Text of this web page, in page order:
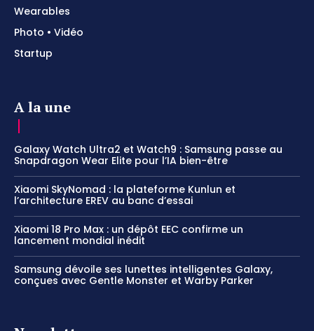
Wearables
Photo • Vidéo
Startup
A la une
Galaxy Watch Ultra2 et Watch9 : Samsung passe au
Snapdragon Wear Elite pour l’IA bien-être
Xiaomi SkyNomad : la plateforme Kunlun et
l’architecture EREV au banc d’essai
Xiaomi 18 Pro Max : un dépôt EEC confirme un
lancement mondial inédit
Samsung dévoile ses lunettes intelligentes Galaxy,
conçues avec Gentle Monster et Warby Parker